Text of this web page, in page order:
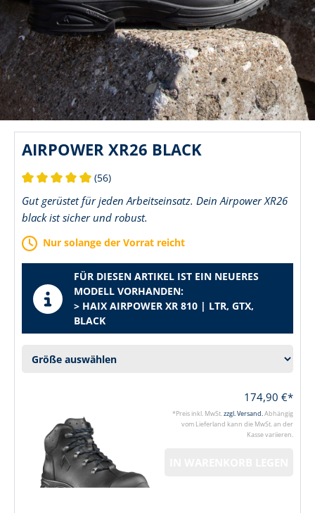
AIRPOWER XR26 BLACK
(56)
Gut gerüstet für jeden Arbeitseinsatz. Dein Airpower XR26
black ist sicher und robust.
Nur solange der Vorrat reicht
FÜR DIESEN ARTIKEL IST EIN NEUERES
MODELL VORHANDEN:
> HAIX AIRPOWER XR 810 | LTR, GTX,
BLACK
174,90 €*
*Preis inkl. MwSt.zzgl. Versand.Abhängig
vom Lieferland kann die MwSt. an der
Kasse variieren.